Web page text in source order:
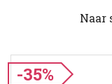
Naar
-35%